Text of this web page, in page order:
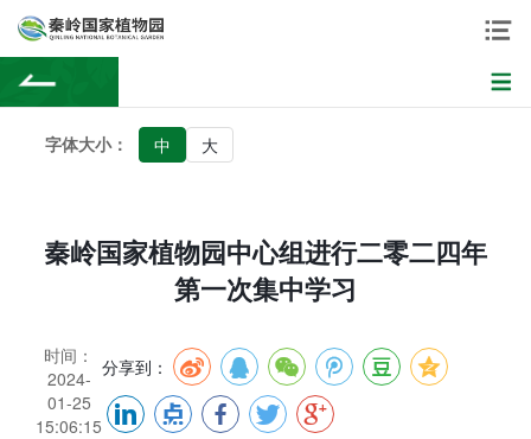
字体大小： 中 大
秦岭国家植物园中心组进行二零二四年
第一次集中学习
时间：
2024-
01-25
15:06:15
分享到：